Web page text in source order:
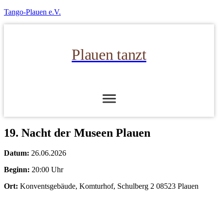
Tango-Plauen e.V.
Plauen tanzt
19. Nacht der Museen Plauen
Datum: 26.06.2026
Beginn: 20:00 Uhr
Ort: Konventsgebäude, Komturhof, Schulberg 2 08523 Plauen